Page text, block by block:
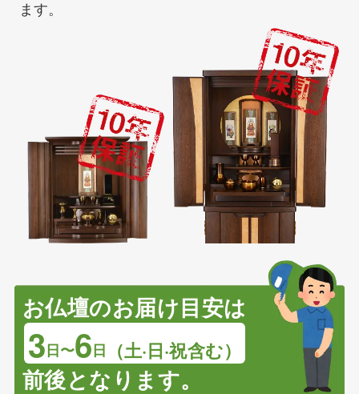
ます。
お仏壇のお届け目安は
3 日〜6 日 （土·日·祝含む）
前後となります。